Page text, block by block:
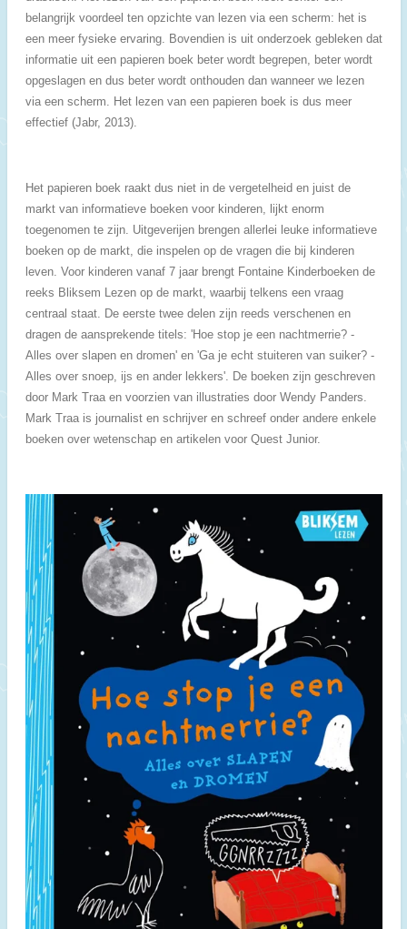
belangrijk voordeel ten opzichte van lezen via een scherm: het is
een meer fysieke ervaring. Bovendien is uit onderzoek gebleken dat
informatie uit een papieren boek beter wordt begrepen, beter wordt
opgeslagen en dus beter wordt onthouden dan wanneer we lezen
via een scherm. Het lezen van een papieren boek is dus meer
effectief (Jabr, 2013).
Het papieren boek raakt dus niet in de vergetelheid en juist de
markt van informatieve boeken voor kinderen, lijkt enorm
toegenomen te zijn. Uitgeverijen brengen allerlei leuke informatieve
boeken op de markt, die inspelen op de vragen die bij kinderen
leven. Voor kinderen vanaf 7 jaar brengt Fontaine Kinderboeken de
reeks Bliksem Lezen op de markt, waarbij telkens een vraag
centraal staat. De eerste twee delen zijn reeds verschenen en
dragen de aansprekende titels: 'Hoe stop je een nachtmerrie? -
Alles over slapen en dromen' en 'Ga je echt stuiteren van suiker? -
Alles over snoep, ijs en ander lekkers'. De boeken zijn geschreven
door Mark Traa en voorzien van illustraties door Wendy Panders.
Mark Traa is journalist en schrijver en schreef onder andere enkele
boeken over wetenschap en artikelen voor Quest Junior.